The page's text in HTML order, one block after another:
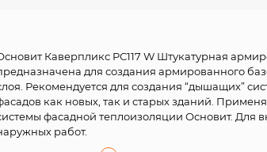
Каверпликс PС117 W Штукатурная
для создания армированного
Рекомендуется для создания “дышащих”
как новых, так и старых зданий.
фасадной теплоизоляции Основит. Для
работ.